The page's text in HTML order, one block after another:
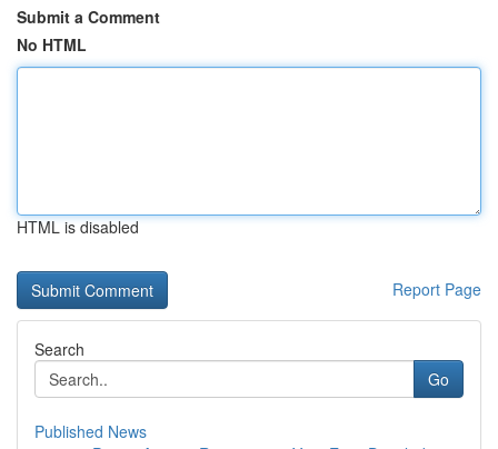
Submit a Comment
No HTML
HTML is disabled
Report Page
Search
Go
Published News